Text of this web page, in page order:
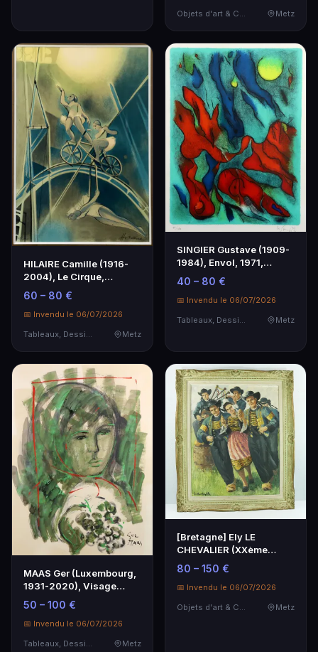
Objets d'art & Curiosités
Metz
HILAIRE Camille (1916-
2004), Le Cirque,
lithographie 63/100,…
60 – 80 €
📅 Invendu le 06/07/2026
Tableaux, Dessins & Estampes
Metz
SINGIER Gustave (1909-
1984), Envol, 1971,
lithographie, sbd …
40 – 80 €
📅 Invendu le 06/07/2026
Tableaux, Dessins & Estampes
Metz
MAAS Ger (Luxembourg,
1931-2020), Visage
féminin, aquarelle …
50 – 100 €
📅 Invendu le 06/07/2026
Tableaux, Dessins & Estampes
Metz
[Bretagne] Ely LE
CHEVALIER (XXème
siècle), Danse bretonne,
…
80 – 150 €
📅 Invendu le 06/07/2026
Objets d'art & Curiosités
Metz